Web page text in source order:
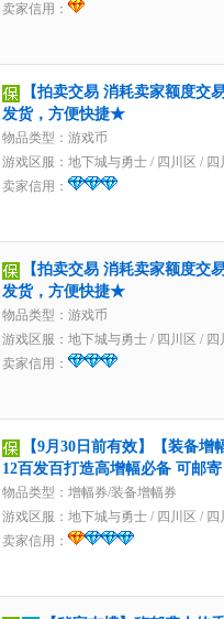
卖家信用：
【拍卖交易 消耗卖家额度交
发货，方便快捷★
物品类型：游戏币
游戏区服： 地下城与勇士 / 四川区 / 四
卖家信用：
【拍卖交易 消耗卖家额度交
发货，方便快捷★
物品类型：游戏币
游戏区服： 地下城与勇士 / 四川区 / 四
卖家信用：
【9月30日前有效】【装备
12百发百打造高增幅必备 可邮
物品类型：增幅券/装备增幅券
游戏区服： 地下城与勇士 / 四川区 / 四
卖家信用：